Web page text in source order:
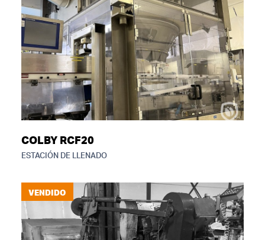
COLBY RCF20
ESTACIÓN DE LLENADO
VENDIDO